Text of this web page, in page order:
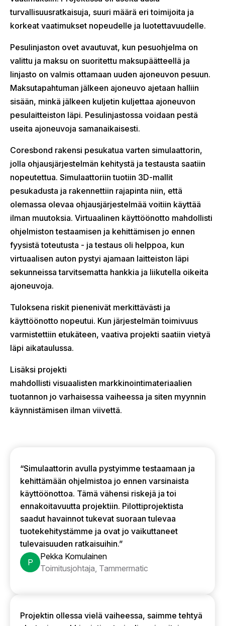
turvallisuusratkaisuja, suuri määrä eri toimijoita ja
korkeat vaatimukset nopeudelle ja luotettavuudelle.
Pesulinjaston ovet avautuvat, kun pesuohjelma on
valittu ja maksu on suoritettu maksupäätteellä ja
linjasto on valmis ottamaan uuden ajoneuvon pesuun.
Maksutapahtuman jälkeen ajoneuvo ajetaan halliin
sisään, minkä jälkeen kuljetin kuljettaa ajoneuvon
pesulaitteiston läpi. Pesulinjastossa voidaan pestä
useita ajoneuvoja samanaikaisesti.
Coresbond rakensi pesukatua varten simulaattorin,
jolla ohjausjärjestelmän kehitystä ja testausta saatiin
nopeutettua. Simulaattoriin tuotiin 3D-mallit
pesukadusta ja rakennettiin rajapinta niin, että
olemassa olevaa ohjausjärjestelmää voitiin käyttää
ilman muutoksia. Virtuaalinen käyttöönotto mahdollisti
ohjelmiston testaamisen ja kehittämisen jo ennen
fyysistä toteutusta - ja testaus oli helppoa, kun
virtuaalisen auton pystyi ajamaan laitteiston läpi
sekunneissa tarvitsematta hankkia ja liikutella oikeita
ajoneuvoja.
Tuloksena riskit pienenivät merkittävästi ja
käyttöönotto nopeutui. Kun järjestelmän toimivuus
varmistettiin etukäteen, vaativa projekti saatiin vietyä
läpi aikataulussa.
Lisäksi projekti
mahdollisti visuaalisten markkinointimateriaalien
tuotannon jo varhaisessa vaiheessa ja siten myynnin
käynnistämisen ilman viivettä.
“Simulaattorin avulla pystyimme testaamaan ja
kehittämään ohjelmistoa jo ennen varsinaista
käyttöönottoa. Tämä vähensi riskejä ja toi
ennakoitavuutta projektiin. Pilottiprojektista
saadut havainnot tukevat suoraan tulevaa
tuotekehitystämme ja ovat jo vaikuttaneet
tulevaisuuden ratkaisuihin.”
P
Pekka Komulainen
Toimitusjohtaja, Tammermatic
Projektin ollessa vielä vaiheessa, saimme tehtyä